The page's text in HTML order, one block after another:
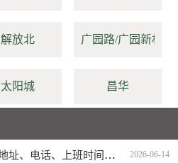
解放北 广园路/广园新村
太阳城 昌华
永靖县公安局交警大队地址、电话、上班时间、能处理违章吗 2026-06-14